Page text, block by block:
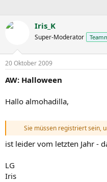
Iris_K
Super-Moderator
20 Oktober 2009
AW: Halloween
Hallo almohadilla,
Sie müssen registriert sein,
ist leider vom letzten Jahr -
LG
Iris